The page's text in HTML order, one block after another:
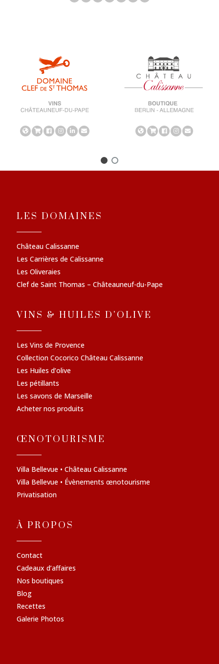
LES DOMAINES
Château Calissanne
Les Carrières de Calissanne
Les Oliveraies
Clef de Saint Thomas – Châteauneuf-du-Pape
VINS & HUILES D'OLIVE
Les Vins de Provence
Collection Cocorico Château Calissanne
Les Huiles d’olive
Les pétillants
Les savons de Marseille
Acheter nos produits
ŒNOTOURISME
Villa Bellevue • Château Calissanne
Villa Bellevue • Évènements œnotourisme
Privatisation
À PROPOS
Contact
Cadeaux d’affaires
Nos boutiques
Blog
Recettes
Galerie Photos